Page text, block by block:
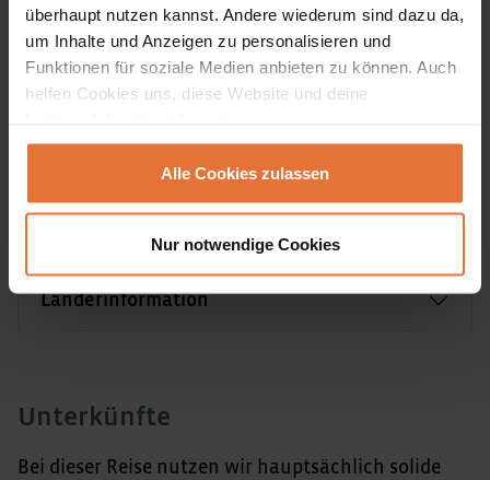
überhaupt nutzen kannst. Andere wiederum sind dazu da,
um Inhalte und Anzeigen zu personalisieren und
Funktionen für soziale Medien anbieten zu können. Auch
helfen Cookies uns, diese Website und deine
Alle Cookies zulassen
Nur notwendige Cookies
Team vor Ort
Transportmittel vor Ort
Länderinformation
Unterkünfte
Bei dieser Reise nutzen wir hauptsächlich solide